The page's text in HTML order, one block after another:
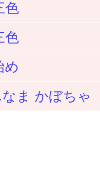
色
色
め
ま かぼちゃ